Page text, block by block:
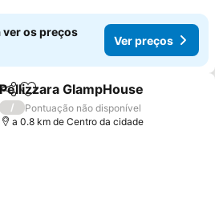
ver os preços
Ver preços
PartilharAdicionar aos favoritos
Pellizzara GlampHouse
/
Pontuação não disponível
a 0.8 km de Centro da cidade